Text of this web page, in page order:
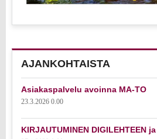
AJANKOHTAISTA
Asiakaspalvelu avoinna MA-TO
23.3.2026 0.00
KIRJAUTUMINEN DIGILEHTEEN